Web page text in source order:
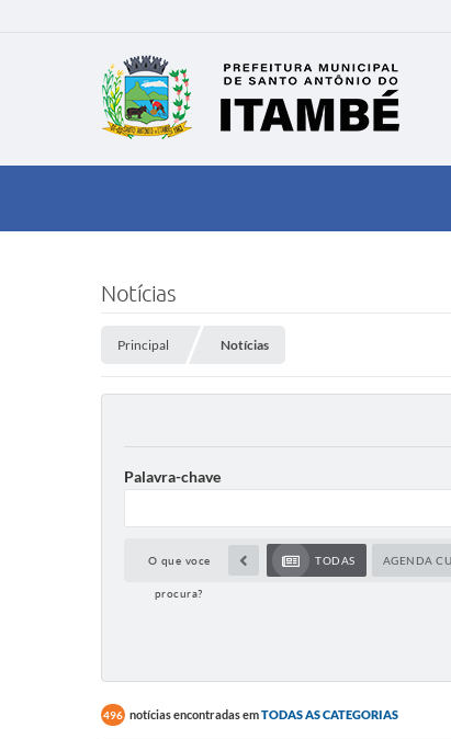
Notícias
Principal Notícias
Palavra-chave
O que voce
procura?
TODAS AGENDA
496 notícias encontradas emTODAS AS CATEGORIAS